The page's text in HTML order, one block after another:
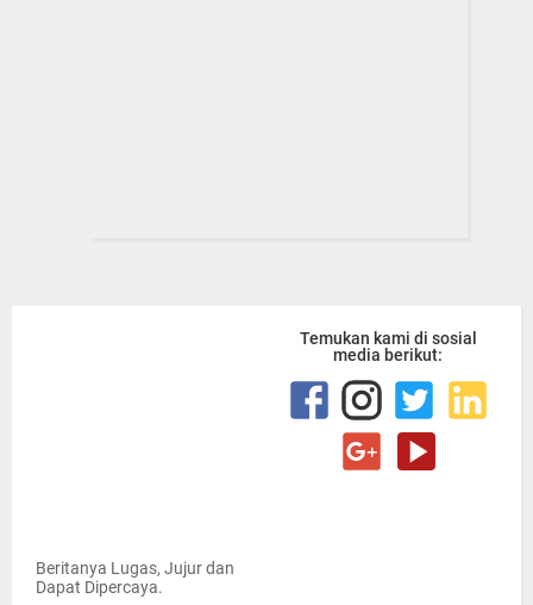
Beritanya Lugas, Jujur dan
Dapat Dipercaya.
Temukan kami di sosial
media berikut: